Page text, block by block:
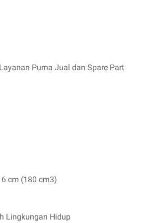
Purna Jual dan Spare Part
cm (180 cm3)
Lingkungan Hidup